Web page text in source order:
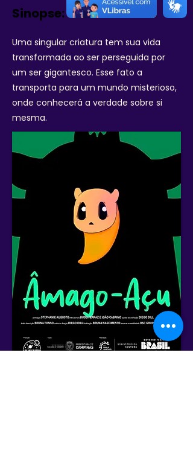
Sinopse:
Uma singular criatura tem sua vida
transformada ao ser perseguida por
um ser gigantesco. Esse fato a
transporta para um mundo misterioso,
onde conhecerá a verdade sobre si
mesma.